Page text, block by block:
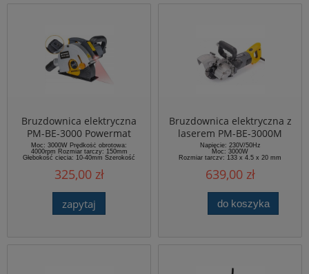
Bruzdownica elektryczna
PM-BE-3000 Powermat
Moc: 3000W Prędkość obrotowa:
4000rpm Rozmiar tarczy: 150mm
Głębokość cięcia: 10-40mm Szerokość
325,00 zł
zapytaj
Bruzdownica elektryczna z
laserem PM-BE-3000M
Powermat
Napięcie: 230V/50Hz
Moc: 3000W
Rozmiar tarczy: 133 x 4,5 x 20 mm
Szerokość bruzdy: 9 - 40 mm
639,00 zł
do koszyka